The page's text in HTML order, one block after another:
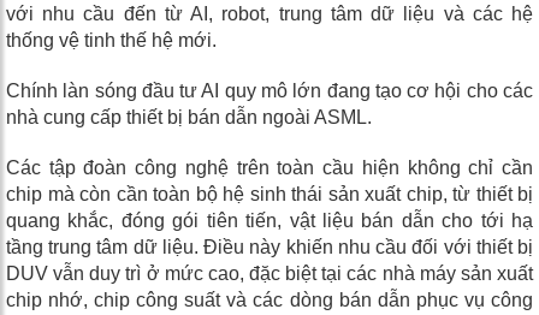
với nhu cầu đến từ AI, robot, trung tâm dữ liệu và các hệ
thống vệ tinh thế hệ mới.
Chính làn sóng đầu tư AI quy mô lớn đang tạo cơ hội cho các
nhà cung cấp thiết bị bán dẫn ngoài ASML.
Các tập đoàn công nghệ trên toàn cầu hiện không chỉ cần
chip mà còn cần toàn bộ hệ sinh thái sản xuất chip, từ thiết bị
quang khắc, đóng gói tiên tiến, vật liệu bán dẫn cho tới hạ
tầng trung tâm dữ liệu. Điều này khiến nhu cầu đối với thiết bị
DUV vẫn duy trì ở mức cao, đặc biệt tại các nhà máy sản xuất
chip nhớ, chip công suất và các dòng bán dẫn phục vụ công